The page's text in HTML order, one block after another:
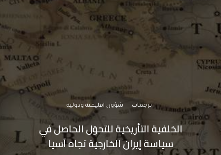
ترجمات شؤون اقليمية ودولية
الخلفية التأريخية للتحوّل الحاصل في
سياسة إيران الخارجية تجاه آسيا